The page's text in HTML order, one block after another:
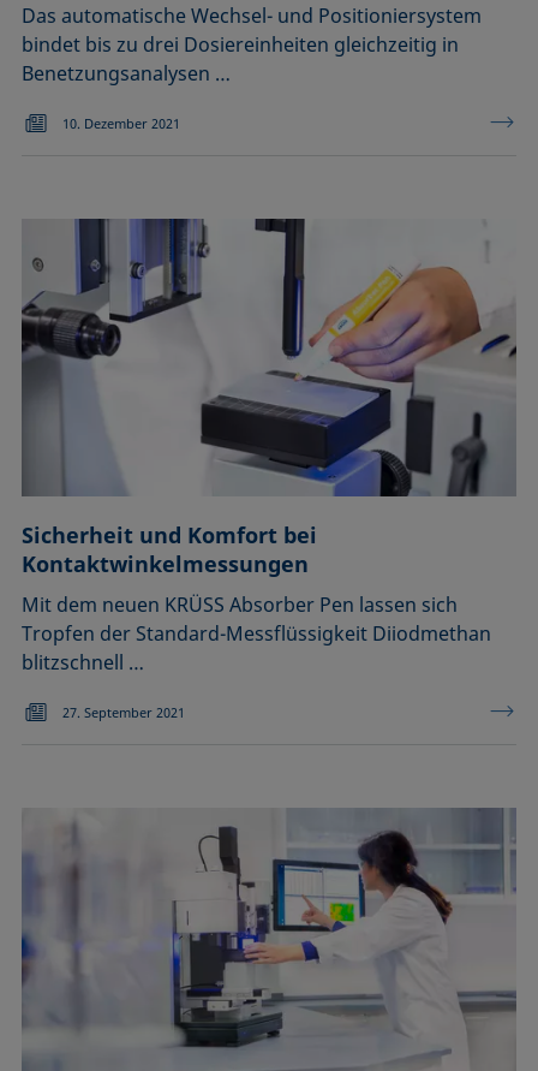
Das automatische Wechsel- und Positioniersystem
bindet bis zu drei Dosiereinheiten gleichzeitig in
Benetzungsanalysen …
10. Dezember 2021
Sicherheit und Komfort bei
Kontaktwinkelmessungen
Mit dem neuen KRÜSS Absorber Pen lassen sich
Tropfen der Standard-Messflüssigkeit Diiodmethan
blitzschnell …
27. September 2021